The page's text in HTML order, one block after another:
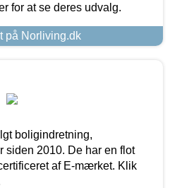
for at se deres udvalg.
på Norliving.dk
boligindretning,
siden 2010. De har en flot
af E-mærket. Klik